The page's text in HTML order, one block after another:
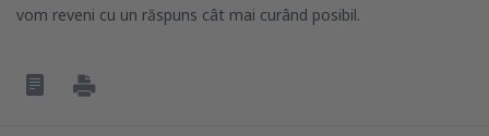
vom reveni cu un răspuns cât mai curând posibil.